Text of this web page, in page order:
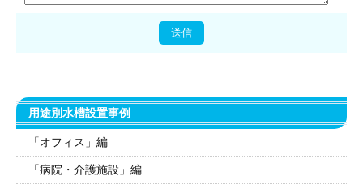
用途別水槽設置事例
「オフィス」編
「病院・介護施設」編